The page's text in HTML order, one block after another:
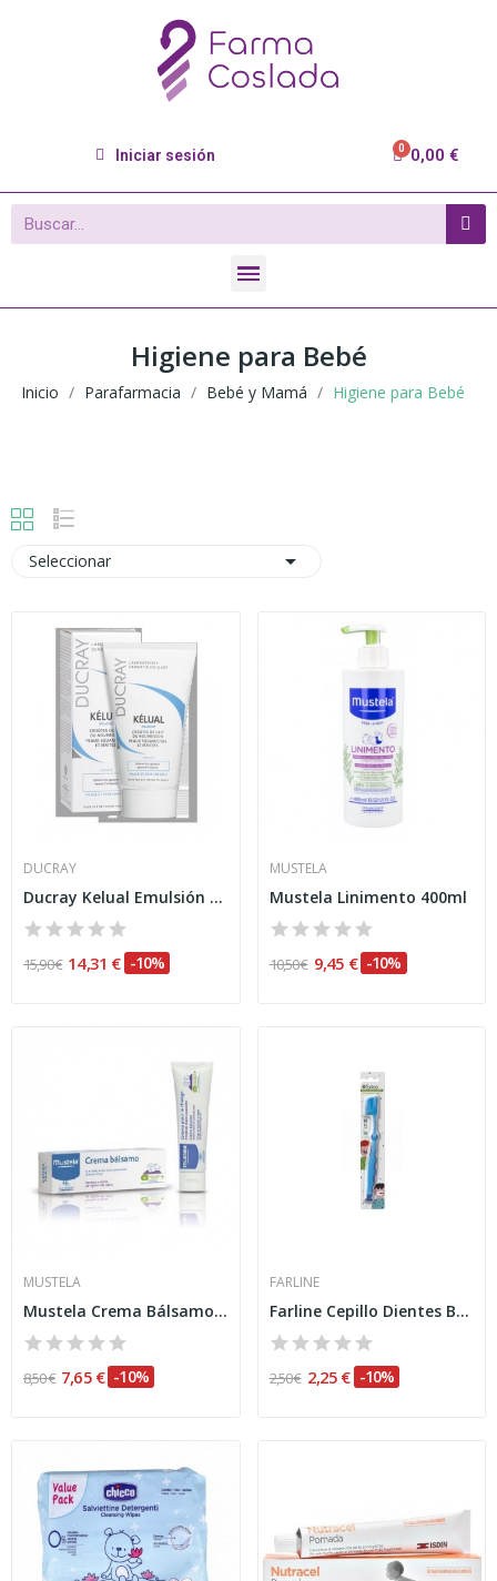
Iniciar sesión 0,00 €
Higiene para Bebé
Inicio Parafarmacia Bebé y Mamá Higiene para Bebé
Seleccionar 
DUCRAY
Ducray Kelual Emulsión 50 Ml
15,90 € 14,31 € -10%
MUSTELA
Mustela Linimento 400ml
10,50 € 9,45 € -10%
MUSTELA
Mustela Crema Bálsamo Rojeces Del Culito, 150ml
8,50 € 7,65 € -10%
FARLINE
Farline Cepillo Dientes Bebe 1 Unidad
2,50 € 2,25 € -10%